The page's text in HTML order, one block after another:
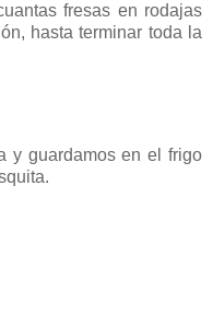
fresas en rodajas
hasta terminar toda la
y guardamos en el frigo